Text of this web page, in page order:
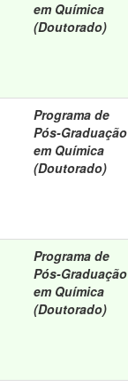
em Química
(Doutorado)
Programa de
Pós-Graduação
em Química
(Doutorado)
Programa de
Pós-Graduação
em Química
(Doutorado)